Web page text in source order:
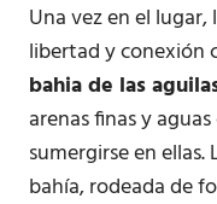
Una vez en el lugar,
libertad y conexión
bahia de las
arenas finas y
sumergirse en
bahía, rodeada de